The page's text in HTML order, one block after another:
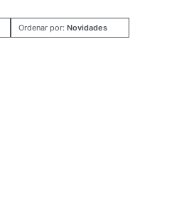
Ordenar por: Novidades